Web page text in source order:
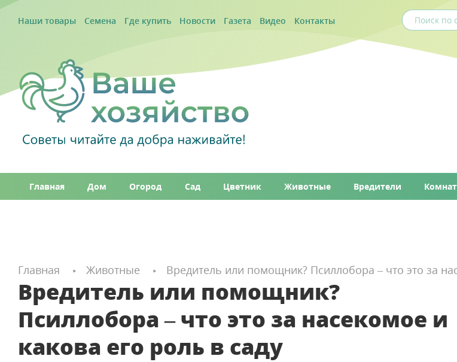
Наши товары Семена Где купить Новости Газета Видео Контакты
Главная Дом Огород Сад Цветник Животные Вредители
Главная Животные Вредитель или помощник? Псиллобора – что это за
Вредитель или помощник?
Псиллобора – что это за насекомое и
какова его роль в саду